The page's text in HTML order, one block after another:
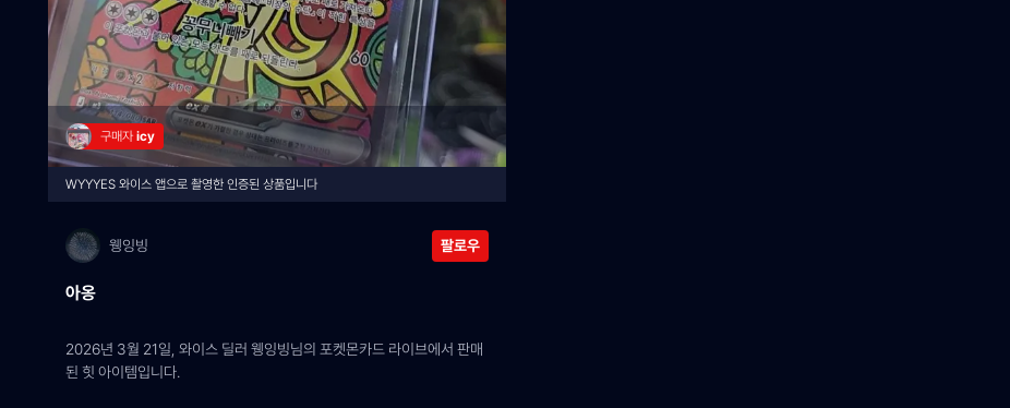
구매자 icy
WYYYES 와이스 앱으로 촬영한 인증된 상품입니다
웽잉빙 팔로우
아옹
2026년 3월 21일, 와이스 딜러 웽잉빙님의 포켓몬카드 라이브에서 판매
된 힛 아이템입니다.